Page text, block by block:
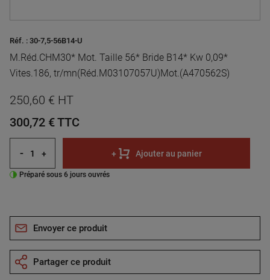
Réf. : 30-7,5-56B14-U
M.Réd.CHM30* Mot. Taille 56* Bride B14* Kw 0,09*
Vites.186, tr/mn(Réd.M03107057U)Mot.(A470562S)
250,60 € HT
300,72 €TTC
- + + Ajouter au panier
Préparé sous 6 jours ouvrés
Envoyer ce produit
Partager ce produit